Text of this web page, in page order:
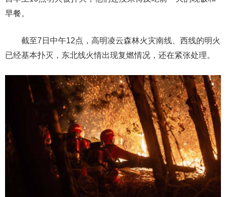
早餐。
截至7日中午12点，高明凌云森林火灾南线、西线的明火
已经基本扑灭，东北线火情出现复燃情况，还在紧张处理。